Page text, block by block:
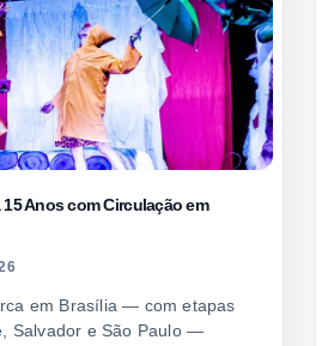
15 Anos com Circulação em
em Brasília — com etapas
Salvador e São Paulo —